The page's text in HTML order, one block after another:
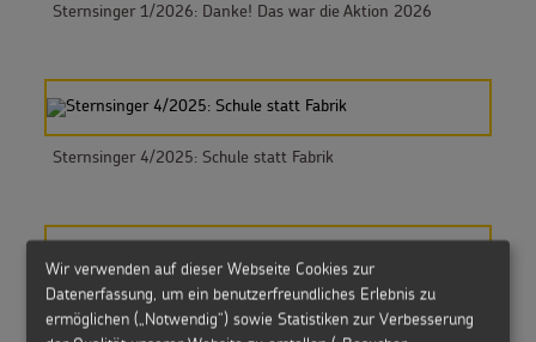
Sternsinger 1/2026: Danke! Das war die Aktion 2026
Sternsinger 4/2025: Schule statt Fabrik
Sternsinger T-Shirt Kinder, schwarz
Wir verwenden auf dieser Webseite Cookies zur
Datenerfassung, um ein benutzerfreundliches Erlebnis zu
ermöglichen („Notwendig“) sowie Statistiken zur Verbesserung